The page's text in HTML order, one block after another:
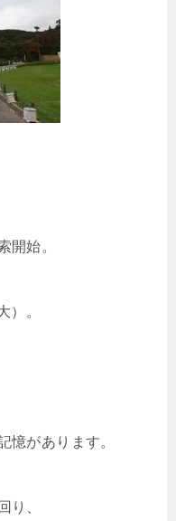
開始。
。
憶があります。
り、